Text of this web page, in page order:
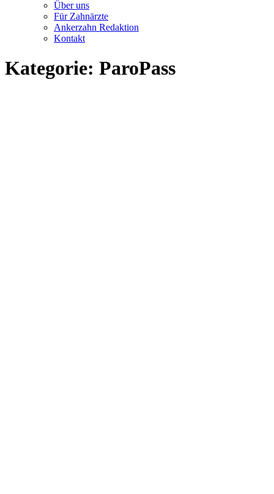
Über uns
Für Zahnärzte
Ankerzahn Redaktion
Kontakt
Kategorie: ParoPass